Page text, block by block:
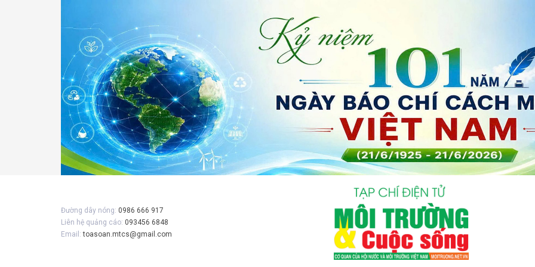
Đường dây nóng: 0986 666 917
Liên hệ quảng cáo: 093456 6848
Email:toasoan.mtcs@gmail.com
Gửi bình luận